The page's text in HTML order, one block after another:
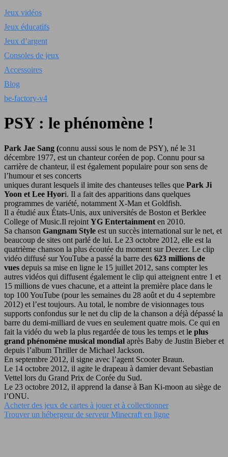
Jeux vidéos
Jeux éducatifs
Jeux d’argent
Consoles de jeux
Accessoires
Blog
be-factory-v4
PSY : le phénomène !
Park Jae Sang (connu aussi sous le nom de PSY), né le 31
décembre 1977, est un chanteur coréen de pop. Connu pour sa
carrière de chanteur, il est également populaire pour son sens de
l’humour et ses concerts
uniques durant lesquels il imite des chanteuses telles que Park Ji
Yoon et Lee Hyori. Il a fait des apparitions dans quelques
programmes de variété, notamment X-Man et Goldfish.
Il a étudié aux États-Unis, aux universités de Boston et Berklee
College of Music.Il rejoint YG Entertainment en 2010.
Sa chanson Gangnam Style est un succès international sur le net, et
beaucoup de sites ont parlé de lui. Le 23 octobre 2012, elle est la
quatrième chanson la plus écoutée du moment sur Deezer. Le clip
vidéo diffusé sur YouTube a passé la barre des 623 millions de
vues depuis sa mise en ligne le 15 juillet 2012, sans compter les
autres vidéos qui diffusent également le clip qui atteignent entre 1 et
15 millions de vues chacune, et a atteint la première place dans le
top 100 YouTube (pour les semaines du 28 août et du 4 septembre
2012) et l’est toujours. Au total, le nombre de visionnages tous
supports confondus sur le net du clip de la chanson a déjà dépassé la
barre du demi-milliard de vues en seulement quatre mois. Ce qui en
fait la vidéo du web la plus regardée de tous les temps et le plus
grand phénomène musical mondial après Baby de Justin Bieber et
depuis l’album Thriller de Michael Jackson.
En septembre 2012, il signe avec l’agent Scooter Braun.
Le 14 octobre 2012, il agite le drapeau à damier devant Sebastian
Vettel lors du Grand Prix de Corée du Sud.
Le 23 octobre 2012, il apprend la danse à Ban Ki-moon au siège de
l’ONU.
Acheter des jeux de cartes à jouer et à collectionner
Trouver un hébergeur de serveur Minecraft en ligne